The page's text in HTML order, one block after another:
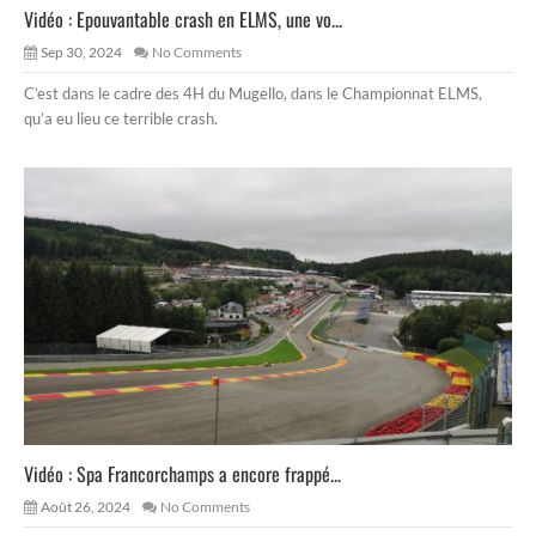
Vidéo : Epouvantable crash en ELMS, une vo...
Sep 30, 2024 No Comments
C’est dans le cadre des 4H du Mugello, dans le Championnat ELMS,
qu’a eu lieu ce terrible crash.
Vidéo : Spa Francorchamps a encore frappé...
Août 26, 2024 No Comments